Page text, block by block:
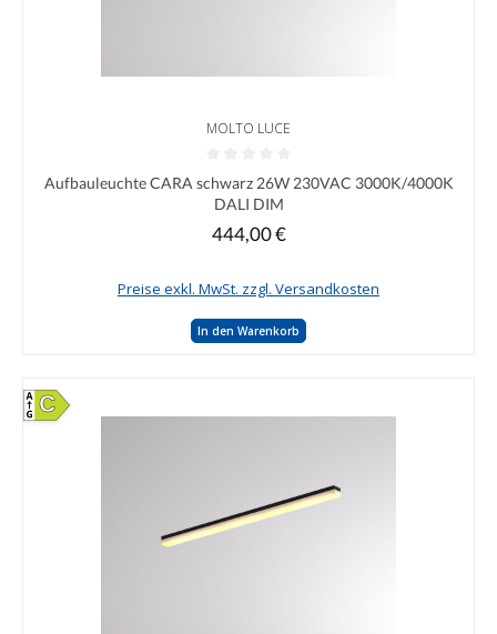
MOLTO LUCE
Durchschnittliche Bewertung von 0 von 5 Sternen
Aufbauleuchte CARA schwarz 26W 230VAC 3000K/4000K
DALI DIM
Regulärer Preis:
444,00 €
Preise exkl. MwSt. zzgl. Versandkosten
In den Warenkorb
C